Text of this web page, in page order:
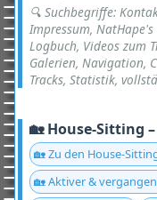
🔍 Suchbegriffe:
Impressum, NatHape's
Logbuch, Videos zum
Galerien, Navigation,
Tracks, Statistik,
🏡 House-Sitting
🏡 Zu den House-
🏡 Aktiver &